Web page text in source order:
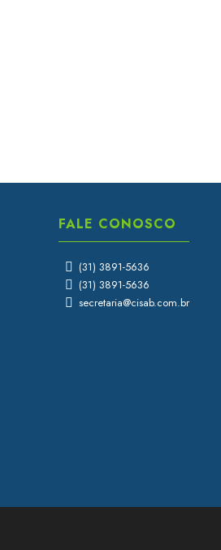
FALE CONOSCO
(31) 3891-5636
(31) 3891-5636
secretaria@cisab.com.br